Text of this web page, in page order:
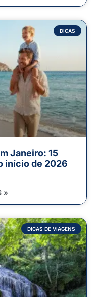
DICAS
Janeiro: 15
início de 2026
»
DICAS DE VIAGENS